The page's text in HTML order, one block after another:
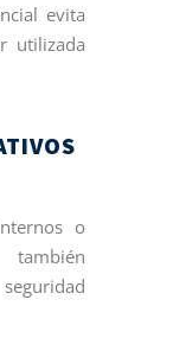
evita
utilizada
o